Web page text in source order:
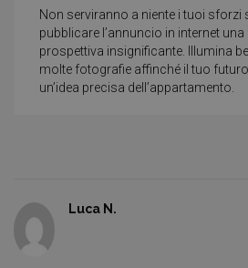
Non serviranno a niente i tuoi sforzi
pubblicare l’annuncio in internet
prospettiva insignificante. Illumina
molte fotografie affinché il tuo
un’idea precisa dell’appartamento.
Luca N.